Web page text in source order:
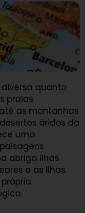
quanto
praias
as montanhas
áridos da
uma
abriga ilhas
e as Ilhas